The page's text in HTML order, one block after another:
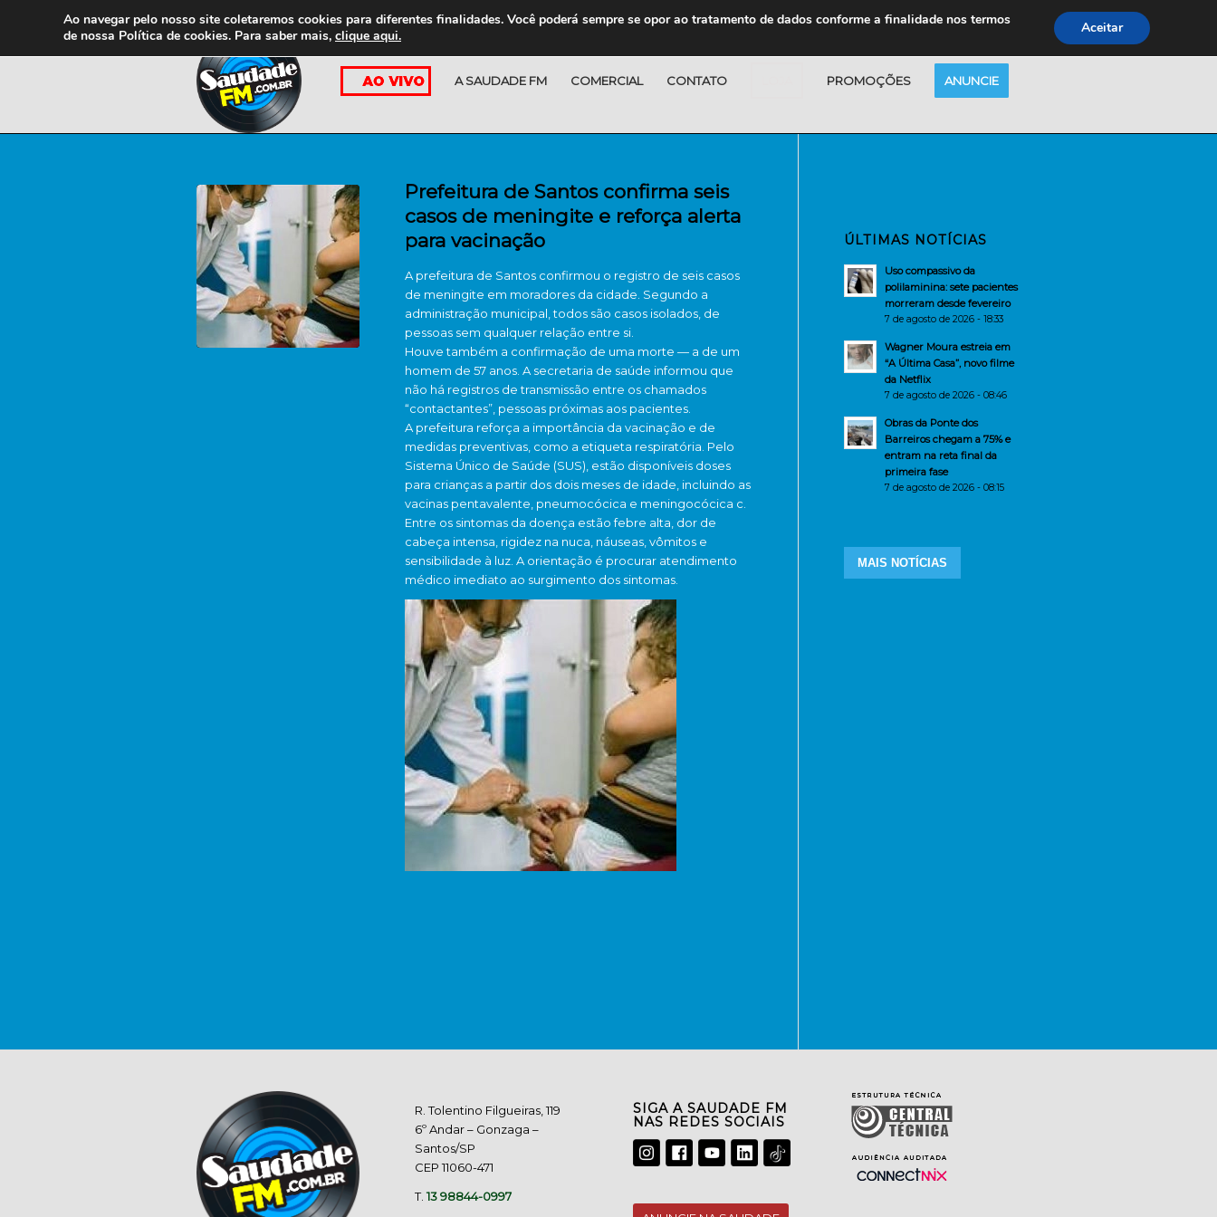
A SAUDADE FM COMERCIAL CONTATO PROMOÇÕES ANUNCIE
Prefeitura de Santos confirma seis
casos de meningite e reforça alerta
para vacinação
A prefeitura de Santos confirmou o registro de seis casos
de meningite em moradores da cidade. Segundo a
administração municipal, todos são casos isolados, de
pessoas sem qualquer relação entre si.
Houve também a confirmação de uma morte — a de um
homem de 57 anos. A secretaria de saúde informou que
não há registros de transmissão entre os chamados
“contactantes”, pessoas próximas aos pacientes.
A prefeitura reforça a importância da vacinação e de
medidas preventivas, como a etiqueta respiratória. Pelo
Sistema Único de Saúde (SUS), estão disponíveis doses
para crianças a partir dos dois meses de idade, incluindo as
vacinas pentavalente, pneumocócica e meningocócica c.
Entre os sintomas da doença estão febre alta, dor de
cabeça intensa, rigidez na nuca, náuseas, vômitos e
sensibilidade à luz. A orientação é procurar atendimento
médico imediato ao surgimento dos sintomas.
ÚLTIMAS NOTÍCIAS
Uso compassivo da
polilaminina: sete pacientes
morreram desde fevereiro
7 de agosto de 2026 - 18:33
Wagner Moura estreia em
“A Última Casa”, novo filme
da Netflix
7 de agosto de 2026 - 08:46
Obras da Ponte dos
Barreiros chegam a 75% e
entram na reta final da
primeira fase
7 de agosto de 2026 - 08:15
MAIS NOTÍCIAS
R. Tolentino Filgueiras, 119
6º Andar – Gonzaga –
Santos/SP
CEP 11060-471
T.13 98844-0997
SIGA A SAUDADE FM
NAS REDES SOCIAIS
Ao navegar pelo nosso site coletaremos cookies para diferentes finalidades. Você poderá sempre se opor ao tratamento de dados conforme a finalidade nos termos
de nossa Política de cookies. Para saber mais, clique aqui. Aceitar